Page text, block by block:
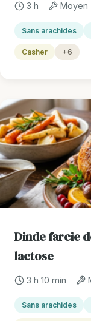
3 h Moyen
Sans arachides
Casher +6
Dinde farcie
lactose
3 h 10 min
Sans arachides